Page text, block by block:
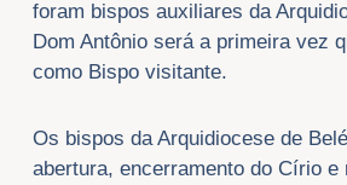
foram bispos auxiliares da
Dom Antônio será a primeira vez
como Bispo visitante.
Os bispos da Arquidiocese de
abertura, encerramento do Círio e